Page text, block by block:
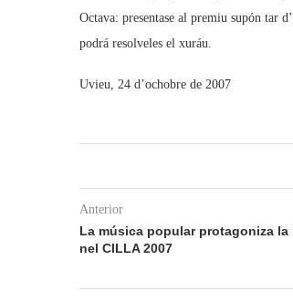
Octava: presentase al premiu supón tar
podrá resolveles el xuráu.
Uvieu, 24 d’ochobre de 2007
Anterior
La música popular protagoniza la
nel CILLA 2007